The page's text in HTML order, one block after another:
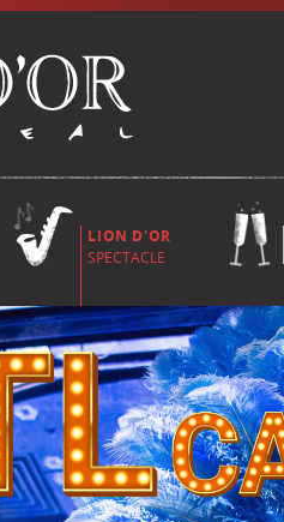
LION D'OR
SPECTACLE